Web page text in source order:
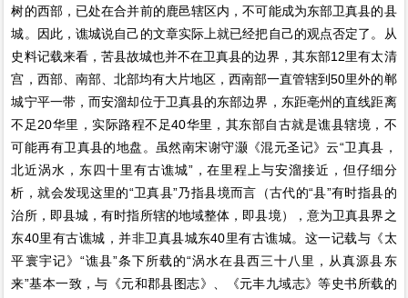
树的西部，已处在合并前的鹿邑辖区内，不可能成为东部卫真县的县
城。因此，谯城说自己的文章实际上就已经把自己的观点否定了。从
史料记载来看，苦县故城也并不在卫真县的边界，其东部12里有太清
宫，西部、南部、北部均有大片地区，西南部一直管辖到50里外的郸
城宁平一带，而安溜却位于卫真县的东部边界，东距亳州的直线距离
不足20华里，实际路程不足40华里，其东部自古就是谯县辖境，不
可能再有卫真县的地盘。虽然南宋谢守灏《混元圣记》云“卫真县，
北近涡水，东四十里有古谯城”，在里程上与安溜接近，但仔细分
析，就会发现这里的“卫真县”乃指县境而言（古代的“县”有时指县的
治所，即县城，有时指所辖的地域整体，即县境），意为卫真县界之
东40里有古谯城，并非卫真县城东40里有古谯城。这一记载与《太
平寰宇记》“谯县”条下所载的“涡水在县西三十八里，从真源县东
来”基本一致，与《元和郡县图志》、《元丰九域志》等史书所载的